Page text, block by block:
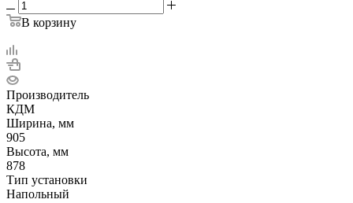
В корзину
Производитель
КДМ
Ширина, мм
905
Высота, мм
878
Тип установки
Напольный